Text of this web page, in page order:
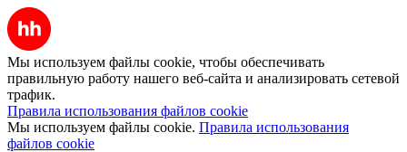
Мы используем файлы cookie, чтобы обеспечивать
правильную работу нашего веб-сайта и анализировать сетевой
трафик.
Правила использования файлов cookie
Мы используем файлы cookie. Правила использования
файлов cookie